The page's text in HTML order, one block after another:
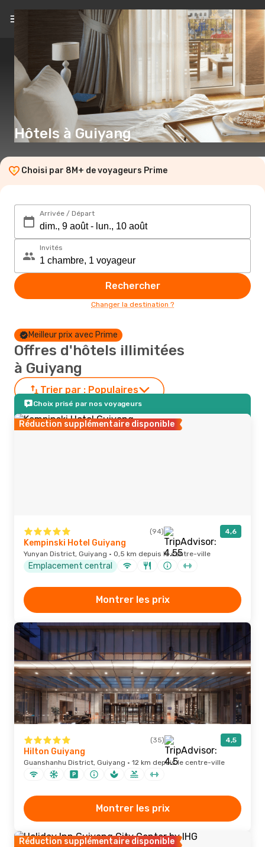
FR(€)
Hôtels à Guiyang
Choisi par 8M+ de voyageurs Prime
Arrivée / Départ
Invités
Rechercher
Changer la destination ?
Meilleur prix avec Prime
Offres d'hôtels illimitées
à Guiyang
Trier par : Populaires
Choix prisé par nos voyageurs
Réduction supplémentaire disponible
(94) 4,6
Kempinski Hotel Guiyang
Yunyan District, Guiyang · 0,5 km depuis le centre-ville
Emplacement central
Montrer les prix
(35) 4,5
Hilton Guiyang
Guanshanhu District, Guiyang · 12 km depuis le centre-ville
Montrer les prix
Réduction supplémentaire disponible